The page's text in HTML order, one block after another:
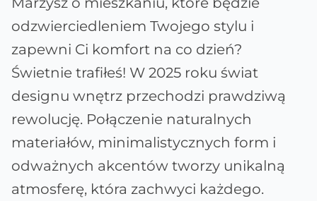
odzwierciedleniem Twojego stylu i
zapewni Ci komfort na co dzień?
Świetnie trafiłeś! W 2025 roku świat
designu wnętrz przechodzi prawdziwą
rewolucję. Połączenie naturalnych
materiałów, minimalistycznych form i
odważnych akcentów tworzy unikalną
atmosferę, która zachwyci każdego.